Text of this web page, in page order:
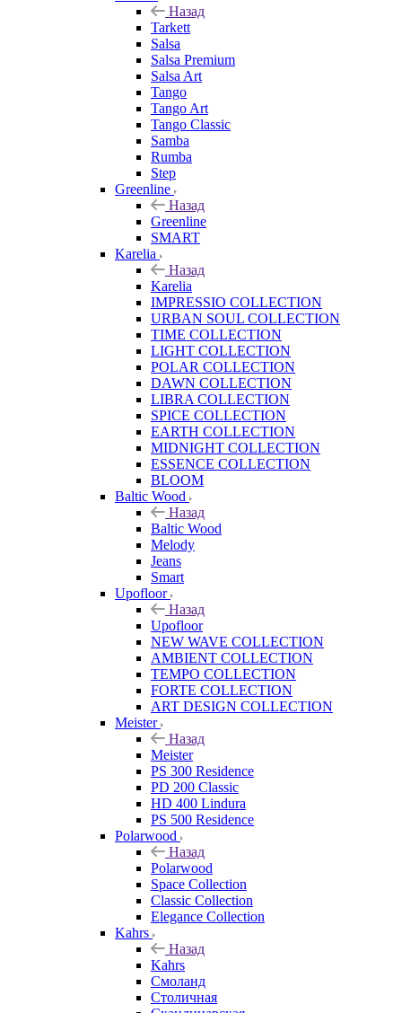
Назад
Tarkett
Salsa
Salsa Premium
Salsa Art
Tango
Tango Art
Tango Classic
Samba
Rumba
Step
Greenline
Назад
Greenline
SMART
Karelia
Назад
Karelia
IMPRESSIO COLLECTION
URBAN SOUL COLLECTION
TIME COLLECTION
LIGHT COLLECTION
POLAR COLLECTION
DAWN COLLECTION
LIBRA COLLECTION
SPICE COLLECTION
EARTH COLLECTION
MIDNIGHT COLLECTION
ESSENCE COLLECTION
BLOOM
Baltic Wood
Назад
Baltic Wood
Melody
Jeans
Smart
Upofloor
Назад
Upofloor
NEW WAVE COLLECTION
AMBIENT COLLECTION
TEMPO COLLECTION
FORTE COLLECTION
ART DESIGN COLLECTION
Meister
Назад
Meister
PS 300 Residence
PD 200 Classic
HD 400 Lindura
PS 500 Residence
Polarwood
Назад
Polarwood
Space Collection
Classic Collection
Elegance Collection
Kahrs
Назад
Kahrs
Смоланд
Столичная